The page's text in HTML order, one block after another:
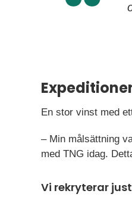
En stor vinst med
– Min målsättning
med TNG idag.
Vi rekryterar